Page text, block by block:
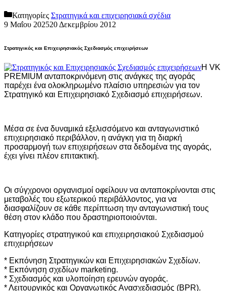
Κατηγορίες Στρατηγικά και επιχειρησιακά σχέδια
9 Μαΐου 202520 Δεκεμβρίου 2012
Στρατηγικός και Επιχειρησιακός Σχεδιασμός επιχειρήσεων
Η VK
PREMIUM ανταποκρινόμενη στις ανάγκες της αγοράς
παρέχει ένα ολοκληρωμένο πλαίσιο υπηρεσιών για τον
Στρατηγικό και Επιχειρησιακό Σχεδιασμό επιχειρήσεων.
Μέσα σε ένα δυναμικά εξελισσόμενο και ανταγωνιστικό
επιχειρησιακό περιβάλλον, η ανάγκη για τη διαρκή
προσαρμογή των επιχειρήσεων στα δεδομένα της αγοράς,
έχει γίνει πλέον επιτακτική.
Οι σύγχρονοι οργανισμοί οφείλουν να ανταποκρίνονται στις
μεταβολές του εξωτερικού περιβάλλοντος, για να
διασφαλίζουν σε κάθε περίπτωση την ανταγωνιστική τους
θέση στον κλάδο που δραστηριοποιούνται.
Κατηγορίες στρατηγικού και επιχειρησιακού Σχεδιασμού
επιχειρήσεων
* Εκπόνηση Στρατηγικών και Επιχειρησιακών Σχεδίων.
* Εκπόνηση σχεδίων marketing.
* Σχεδιασμός και υλοποίηση ερευνών αγοράς.
* Λειτουργικός και Οργανωτικός Ανασχεδιασμός (BPR).